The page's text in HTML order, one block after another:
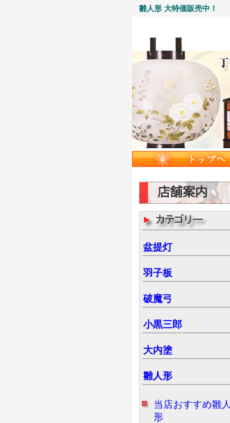
雛人形 大特価販売中！
盆提灯
羽子板
破魔弓
小黒三郎
大内塗
雛人形
当店おすすめ雛人
形